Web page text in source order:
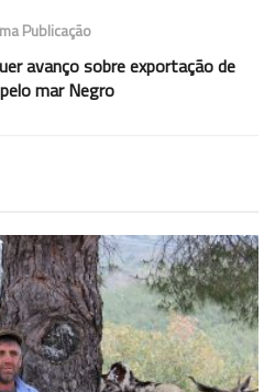
Publicação
avanço sobre exportação de
mar Negro